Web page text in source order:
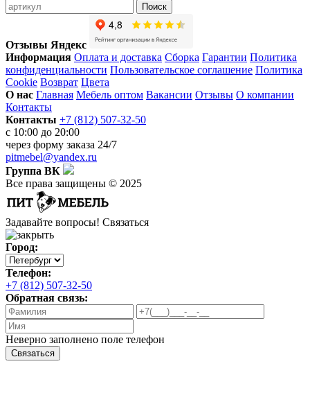
Поиск
Отзывы Яндекс
Информация Оплата и доставка Сборка Гарантии Политика
конфиденциальности Пользовательское соглашение Политика
Cookie Возврат Цвета
О нас Главная Мебель оптом Вакансии Отзывы О компании
Контакты
Контакты +7 (812) 507-32-50
с 10:00 до 20:00
через форму заказа 24/7
pitmebel@yandex.ru
Группа ВК
Все права защищены © 2025
Задавайте вопросы! Связаться
Город:
Телефон:
+7 (812) 507-32-50
Обратная связь:
Неверно заполнено поле телефон
Связаться